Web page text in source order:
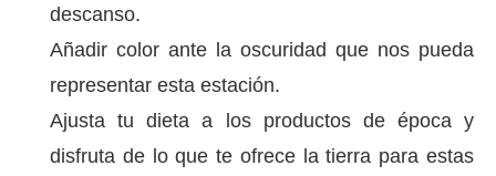
descanso.
Añadir color ante la oscuridad que nos pueda
representar esta estación.
Ajusta tu dieta a los productos de época y
disfruta de lo que te ofrece la tierra para estas